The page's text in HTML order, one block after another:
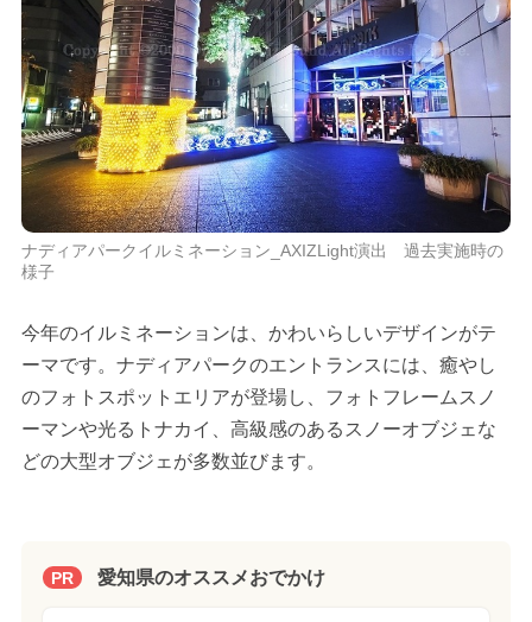
ナディアパークイルミネーション_AXIZLight演出 過去実施時の
様子
今年のイルミネーションは、かわいらしいデザインがテ
ーマです。ナディアパークのエントランスには、癒やし
のフォトスポットエリアが登場し、フォトフレームスノ
ーマンや光るトナカイ、高級感のあるスノーオブジェな
どの大型オブジェが多数並びます。
PR 愛知県のオススメおでかけ